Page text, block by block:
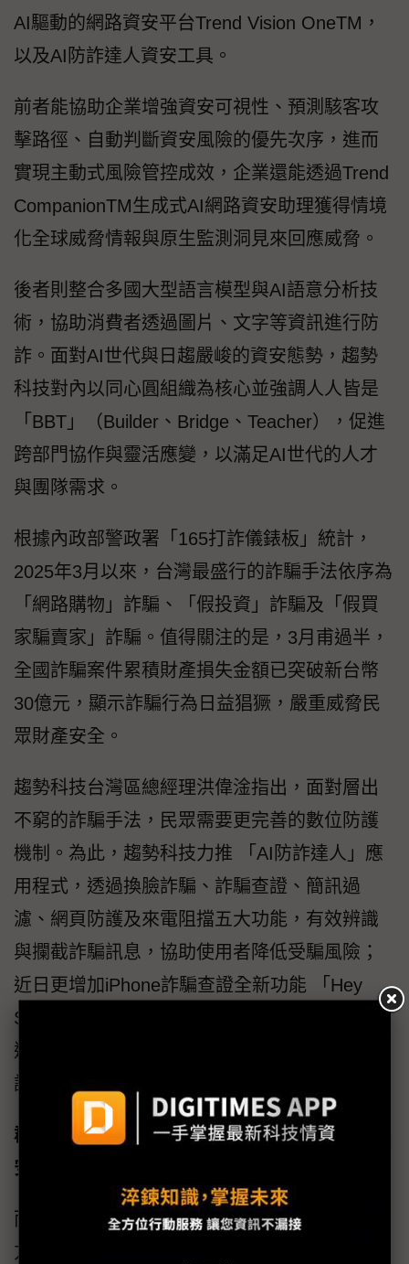
AI驅動的網路資安平台Trend Vision OneTM，
以及AI防詐達人資安工具。
前者能協助企業增強資安可視性、預測駭客攻
擊路徑、自動判斷資安風險的優先次序，進而
實現主動式風險管控成效，企業還能透過Trend
CompanionTM生成式AI網路資安助理獲得情境
化全球威脅情報與原生監測洞見來回應威脅。
後者則整合多國大型語言模型與AI語意分析技
術，協助消費者透過圖片、文字等資訊進行防
詐。面對AI世代與日趨嚴峻的資安態勢，趨勢
科技對內以同心圓組織為核心並強調人人皆是
「BBT」（Builder、Bridge、Teacher），促進
跨部門協作與靈活應變，以滿足AI世代的人才
與團隊需求。
根據內政部警政署「165打詐儀錶板」統計，
2025年3月以來，台灣最盛行的詐騙手法依序為
「網路購物」詐騙、「假投資」詐騙及「假買
家騙賣家」詐騙。值得關注的是，3月甫過半，
全國詐騙案件累積財產損失金額已突破新台幣
30億元，顯示詐騙行為日益猖獗，嚴重威脅民
眾財產安全。
趨勢科技台灣區總經理洪偉淦指出，面對層出
不窮的詐騙手法，民眾需要更完善的數位防護
機制。為此，趨勢科技力推 「AI防詐達人」應
用程式，透過換臉詐騙、詐騙查證、簡訊過
濾、網頁防護及來電阻擋五大功能，有效辨識
與攔截詐騙訊息，協助使用者降低受騙風險；
近日更增加iPhone詐騙查證全新功能 「Hey
Siri，這是詐騙嗎？」，讓用戶透過語音指令迅
速驗證潛在詐騙，進一步提升個人數位安全防
護力。
群聯電子aiDAPTIV+革新邊緣AI運算 強化數據
安全與效能 加速AI應用普及
而全球最大的獨立NAND控制晶片暨NAND儲存
方案供應商群聯電子，深知邊緣AI在發展過程